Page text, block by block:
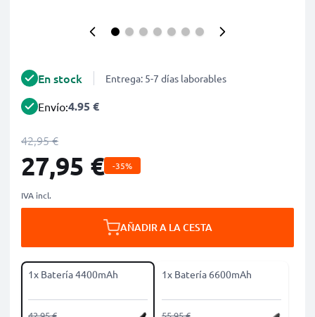
En stock Entrega: 5-7 días laborables
Envío:4.95 €
42,95 €
27,95 € -35%
IVA incl.
AÑADIR A LA CESTA
1x Batería 4400mAh 1x Batería 6600mAh